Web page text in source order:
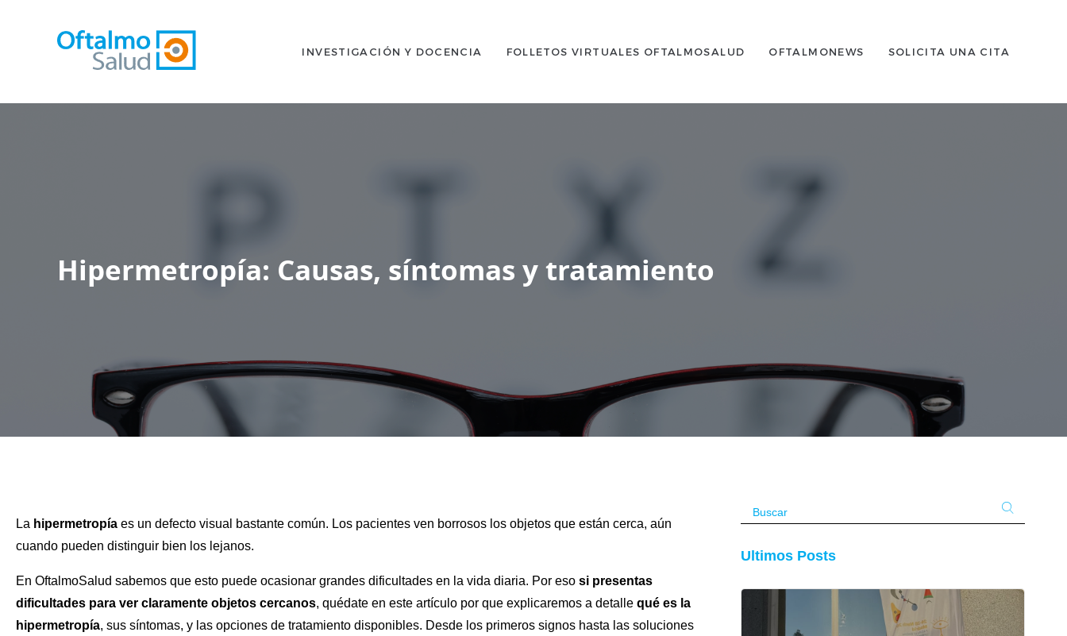
INVESTIGACIÓN Y DOCENCIA FOLLETOS VIRTUALES OFTALMOSALUD OFTALMONEWS SOLICITA UNA CITA
Hipermetropía: Causas, síntomas y tratamiento
La hipermetropía es un defecto visual bastante común. Los pacientes ven borrosos los objetos que están cerca, aún
cuando pueden distinguir bien los lejanos.
En OftalmoSalud sabemos que esto puede ocasionar grandes dificultades en la vida diaria. Por eso si presentas
dificultades para ver claramente objetos cercanos, quédate en este artículo por que explicaremos a detalle qué es la
hipermetropía, sus síntomas, y las opciones de tratamiento disponibles. Desde los primeros signos hasta las soluciones
Ultimos Posts